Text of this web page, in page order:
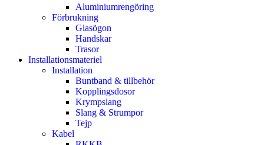
Aluminiumrengöring
Förbrukning
Glasögon
Handskar
Trasor
Installationsmateriel
Installation
Buntband & tillbehör
Kopplingsdosor
Krympslang
Slang & Strumpor
Tejp
Kabel